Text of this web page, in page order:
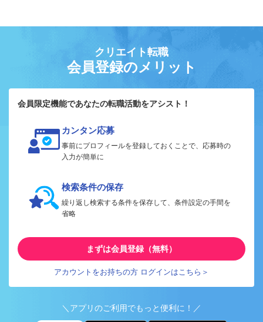
クリエイト転職
会員登録のメリット
会員限定機能であなたの転職活動をアシスト！
カンタン応募
事前にプロフィールを登録しておくことで、応募時の
入力が簡単に
検索条件の保存
繰り返し検索する条件を保存して、条件設定の手間を
省略
まずは会員登録（無料）
アカウントをお持ちの方 ログインはこちら＞
＼アプリのご利用でもっと便利に！／